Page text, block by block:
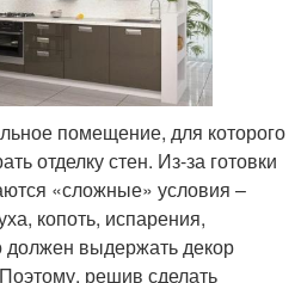
помещение, для которого
отделку стен. Из-за готовки
«сложные» условия –
копоть, испарения,
выдержать декор
решив сделать